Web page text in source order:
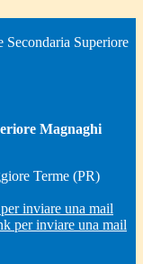
Secondaria Superiore
Magnaghi
Terme (PR)
inviare una mail
per inviare una mail